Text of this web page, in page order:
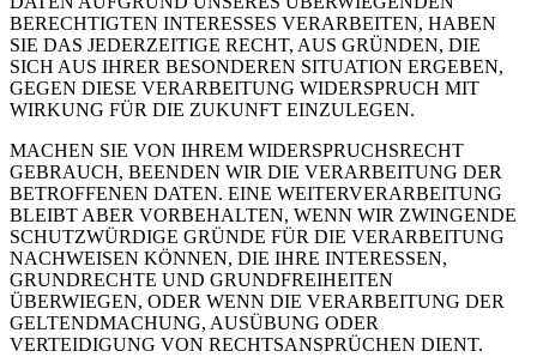
BERECHTIGTEN INTERESSES VERARBEITEN, HABEN
SIE DAS JEDERZEITIGE RECHT, AUS GRÜNDEN, DIE
SICH AUS IHRER BESONDEREN SITUATION ERGEBEN,
GEGEN DIESE VERARBEITUNG WIDERSPRUCH MIT
WIRKUNG FÜR DIE ZUKUNFT EINZULEGEN.
MACHEN SIE VON IHREM WIDERSPRUCHSRECHT
GEBRAUCH, BEENDEN WIR DIE VERARBEITUNG DER
BETROFFENEN DATEN. EINE WEITERVERARBEITUNG
BLEIBT ABER VORBEHALTEN, WENN WIR ZWINGENDE
SCHUTZWÜRDIGE GRÜNDE FÜR DIE VERARBEITUNG
NACHWEISEN KÖNNEN, DIE IHRE INTERESSEN,
GRUNDRECHTE UND GRUNDFREIHEITEN
ÜBERWIEGEN, ODER WENN DIE VERARBEITUNG DER
GELTENDMACHUNG, AUSÜBUNG ODER
VERTEIDIGUNG VON RECHTSANSPRÜCHEN DIENT.